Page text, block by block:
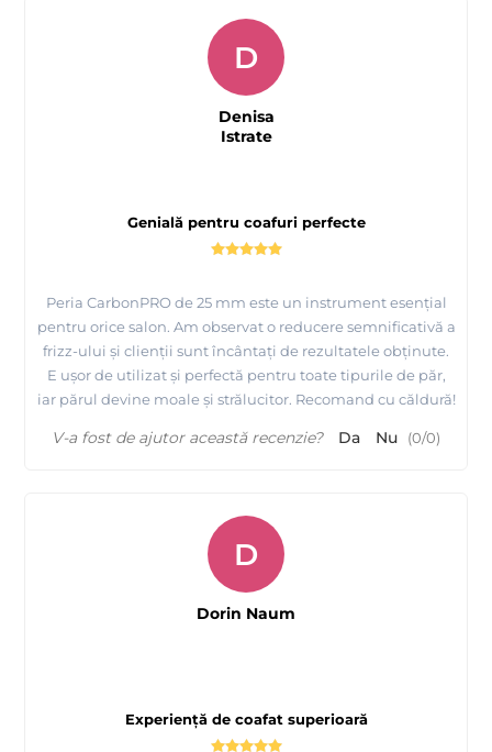
Genială pentru coafuri perfecte
Peria CarbonPRO de 25 mm este un instrument esențial
pentru orice salon. Am observat o reducere semnificativă a
frizz-ului și clienții sunt încântați de rezultatele obținute.
E ușor de utilizat și perfectă pentru toate tipurile de păr,
iar părul devine moale și strălucitor. Recomand cu căldură!
D
Denisa
Istrate
V-a fost de ajutor această recenzie? Da Nu (0/0)
Experiență de coafat superioară
D
Dorin Naum